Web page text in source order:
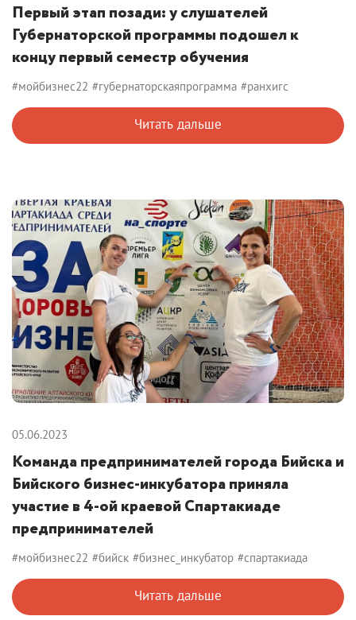
Первый этап позади: у слушателей
Губернаторской программы подошел к
концу первый семестр обучения
#мойбизнес22 #губернаторскаяпрограмма #ранхигс
Читать дальше
05.06.2023
Команда предпринимателей города Бийска и
Бийского бизнес-инкубатора приняла
участие в 4-ой краевой Спартакиаде
предпринимателей
#мойбизнес22 #бийск #бизнес_инкубатор #спартакиада
Читать дальше